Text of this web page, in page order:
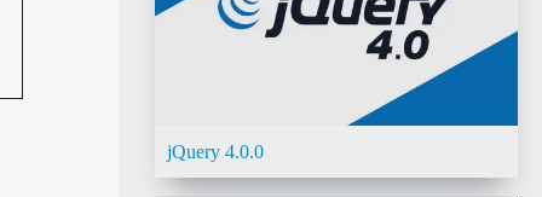
jQuery 4.0.0